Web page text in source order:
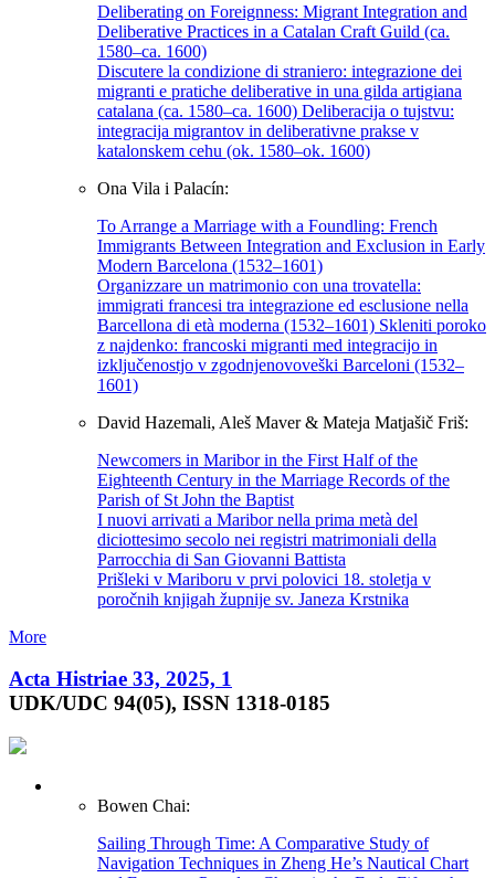
Deliberating on Foreignness: Migrant Integration and
Deliberative Practices in a Catalan Craft Guild (ca.
1580–ca. 1600)
Discutere la condizione di straniero: integrazione dei
migranti e pratiche deliberative in una gilda artigiana
catalana (ca. 1580–ca. 1600) Deliberacija o tujstvu:
integracija migrantov in deliberativne prakse v
katalonskem cehu (ok. 1580–ok. 1600)
Ona Vila i Palacín:
To Arrange a Marriage with a Foundling: French
Immigrants Between Integration and Exclusion in Early
Modern Barcelona (1532–1601)
Organizzare un matrimonio con una trovatella:
immigrati francesi tra integrazione ed esclusione nella
Barcellona di età moderna (1532–1601) Skleniti poroko
z najdenko: francoski migranti med integracijo in
izključenostjo v zgodnjenovoveški Barceloni (1532–
1601)
David Hazemali, Aleš Maver & Mateja Matjašič Friš:
Newcomers in Maribor in the First Half of the
Eighteenth Century in the Marriage Records of the
Parish of St John the Baptist
I nuovi arrivati a Maribor nella prima metà del
diciottesimo secolo nei registri matrimoniali della
Parrocchia di San Giovanni Battista
Prišleki v Mariboru v prvi polovici 18. stoletja v
poročnih knjigah župnije sv. Janeza Krstnika
More
Acta Histriae 33, 2025, 1
UDK/UDC 94(05), ISSN 1318-0185
Bowen Chai:
Sailing Through Time: A Comparative Study of
Navigation Techniques in Zheng He’s Nautical Chart